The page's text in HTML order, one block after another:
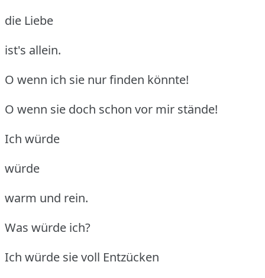
die Liebe
ist's allein.
O wenn ich sie nur finden könnte!
O wenn sie doch schon vor mir stände!
Ich würde
würde
warm und rein.
Was würde ich?
Ich würde sie voll Entzücken